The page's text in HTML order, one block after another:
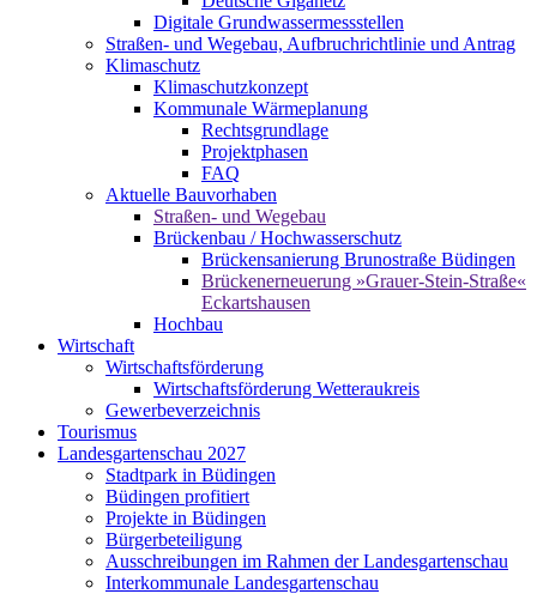
Digitale Grundwassermessstellen
Straßen- und Wegebau, Aufbruchrichtlinie und Antrag
Klimaschutz
Klimaschutzkonzept
Kommunale Wärmeplanung
Rechtsgrundlage
Projektphasen
FAQ
Aktuelle Bauvorhaben
Straßen- und Wegebau
Brückenbau / Hochwasserschutz
Brückensanierung Brunostraße Büdingen
Brückenerneuerung »Grauer-Stein-Straße«
Eckartshausen
Hochbau
Wirtschaft
Wirtschaftsförderung
Wirtschaftsförderung Wetteraukreis
Gewerbeverzeichnis
Tourismus
Landesgartenschau 2027
Stadtpark in Büdingen
Büdingen profitiert
Projekte in Büdingen
Bürgerbeteiligung
Ausschreibungen im Rahmen der Landesgartenschau
Interkommunale Landesgartenschau